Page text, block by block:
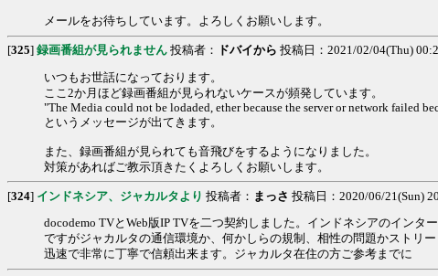
メールをお待ちしています。よろしくお願いします。
[325] 録画番組が見られません 投稿者： ドバイから 投稿日：2021/02/04(Thu)
いつもお世話になっております。
ここ2か月ほど録画番組が見られないケースが頻発しています。
"The Media could not be lodaded, ether because the server or network failed
というメッセージが出てきます。
また、録画番組が見られても音飛びをするようになりました。
対策があればご教示頂きたくよろしくお願いします。
[324] インドネシア、ジャカルタより 投稿者： まっさ 投稿日：2020/06/21(Sun)
docodemo TVとWeb版IP TVを二つ契約しました。インドネシアのイン
ですがジャカルタの通信環境か、何かしらの規制、相性の問題かストリ
迅速で非常に丁寧で信頼出来ます。ジャカルタ在住の方ご参考までに